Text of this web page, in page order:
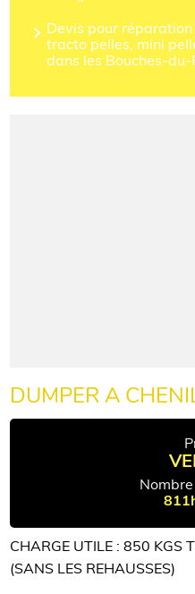
Devis pour
tracto pelles, mini
dans les Bouches-du-
DUMPER A
CHARGE UTILE : 850 KGS
(SANS LES REHAUSSES)